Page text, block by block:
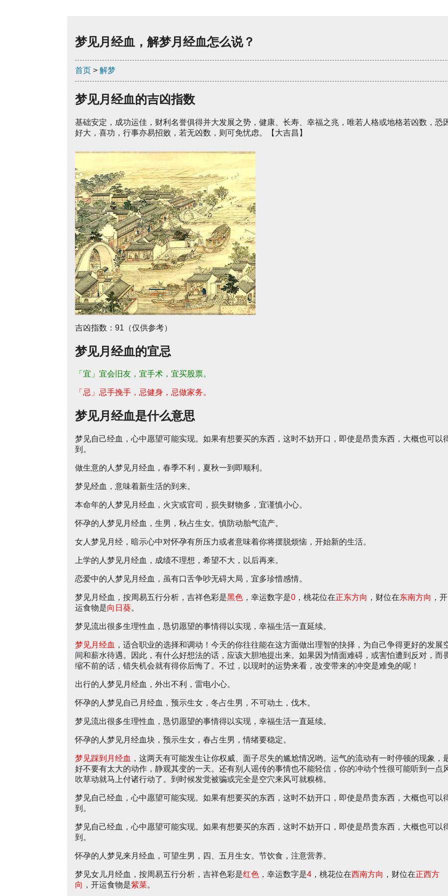
梦见月经血，解梦月经血怎么说？
首页 > 解梦
梦见月经血的吉凶指数
基础安定，成功运佳，财利名誉俱得并大发展之势，健康、长寿、幸福之兆，唯若人格或地格若凶数，恐
好大，喜功，行事亦易招败，若无凶数，则可免忧虑。【大吉昌】
吉凶指数：91（仅供参考）
梦见月经血的宜忌
「宜」宜会旧友，宜手术，宜买股票。
「忌」忌手挽手，忌健身，忌做家务。
梦见月经血是什么意思
梦见自己经血，心中愿望可能实现。如果有想要买的东西，这时不妨开口，即使是昂贵东西，大概也可以
到。
做生意的人梦见月经血，春季不利，夏秋一到即顺利。
梦见经血，意味着新生活的到来。
本命年的人梦见月经血，火灾或官司，损失财物多，宜谨慎小心。
怀孕的人梦见月经血，生男，秋占生女。慎防动胎气流产。
女人梦见月经，暗示心中对怀孕有所压力或者意味着你将摆脱烦恼，开始新的生活。
上学的人梦见月经血，成绩不理想，希望不大，以后再来。
恋爱中的人梦见月经血，虽有口舌争吵无碍大局，宜多珍惜感情。
梦见月经血，按周易五行分析，吉祥色彩是黑色 ，幸运数字是0 ，桃花位在正东方向 ，财位在东南方向 ，开
运食物是向日葵。
梦见流出很多生理性血，恳切愿望的事情得以实现，幸福生活一直延续。
梦见月经血 ，适合职业的选择和调动！今天的你往往能在这方面做出理智的抉择，为自己争得更好的发展
间和薪水待遇。因此，有什么好想法的话，应该大胆地提出来。如果因为情面难碍，或害怕遭到反对，而
缩不前的话，错失机会就有得你后悔了。不过，以现时的运势来看，改变带来的冲突是难免的呢！
出行的人梦见月经血，外出不利，雷电小心。
怀孕的人梦见自己月经血，预示生女，冬占生男，不可动土，伐木。
梦见流出很多生理性血，恳切愿望的事情得以实现，幸福生活一直延续。
怀孕的人梦见月经血块，预示生女，春占生男，情绪要稳定。
梦见踩到月经血 ，这两天有可能发生让你权威、面子尽失的尴尬情况哟。运气的流动有一时停顿的现象，
好不要有太大的动作，静观其变的一天。还有别人谣传的事情也不能轻信，你的冲动个性很可能听到一点
吹草动就马上付诸行动了。到时候发觉被骗或完全是空穴来风可就糗棉。
梦见自己经血，心中愿望可能实现。如果有想要买的东西，这时不妨开口，即使是昂贵东西，大概也可以
到。
梦见自己经血，心中愿望可能实现。如果有想要买的东西，这时不妨开口，即使是昂贵东西，大概也可以
到。
怀孕的人梦见来月经血，可望生男，四、五月生女。节饮食，注意营养。
梦见女儿月经血，按周易五行分析，吉祥色彩是红色 ，幸运数字是4 ，桃花位在西南方向 ，财位在正西方
向 ，开运食物是紫菜。